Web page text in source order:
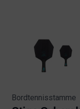
Bordtennisstamme